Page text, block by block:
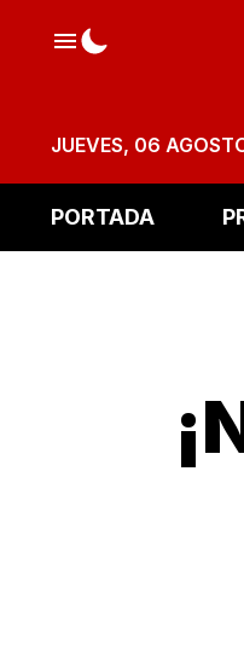
JUEVES, 06
PORTADA